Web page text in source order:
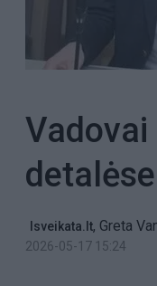
detalėse
lsveikata.lt, Greta
2026-05-17 15:24